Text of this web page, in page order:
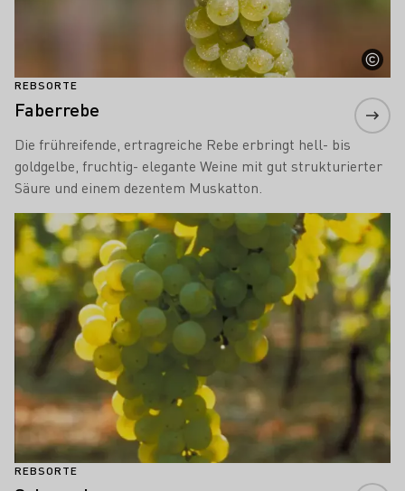
REBSORTE
Faberrebe
Die frühreifende, ertragreiche Rebe erbringt hell- bis
goldgelbe, fruchtig- elegante Weine mit gut strukturierter
Säure und einem dezentem Muskatton.
REBSORTE
Mehr erfahren